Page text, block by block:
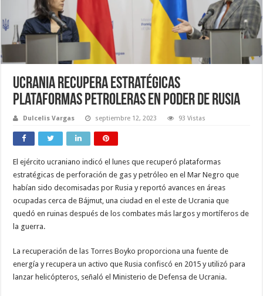
Ucrania recupera estratégicas
plataformas petroleras en poder de Rusia
Dulcelis Vargas septiembre 12, 2023 93 Vistas
El ejército ucraniano indicó el lunes que recuperó plataformas
estratégicas de perforación de gas y petróleo en el Mar Negro que
habían sido decomisadas por Rusia y reportó avances en áreas
ocupadas cerca de Bájmut, una ciudad en el este de Ucrania que
quedó en ruinas después de los combates más largos y mortíferos de
la guerra.
La recuperación de las Torres Boyko proporciona una fuente de
energía y recupera un activo que Rusia confiscó en 2015 y utilizó para
lanzar helicópteros, señaló el Ministerio de Defensa de Ucrania.